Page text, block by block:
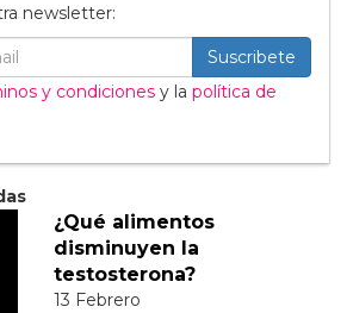
newsletter:
Suscribete
y condiciones y la política de
¿Qué alimentos
disminuyen la
testosterona?
13 Febrero